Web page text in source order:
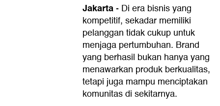
Jakarta- Di era bisnis yang
kompetitif, sekadar memiliki
pelanggan tidak cukup untuk
menjaga pertumbuhan. Brand
yang berhasil bukan hanya yang
menawarkan produk berkualitas,
tetapi juga mampu menciptakan
komunitas di sekitarnya.